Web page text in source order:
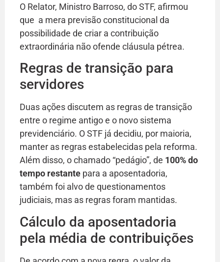
O Relator, Ministro Barroso, do STF, afirmou
que a mera previsão constitucional da
possibilidade de criar a contribuição
extraordinária não ofende cláusula pétrea.
Regras de transição para
servidores
Duas ações discutem as regras de transição
entre o regime antigo e o novo sistema
previdenciário. O STF já decidiu, por maioria,
manter as regras estabelecidas pela reforma.
Além disso, o chamado “pedágio”, de 100% do
tempo restante para a aposentadoria,
também foi alvo de questionamentos
judiciais, mas as regras foram mantidas.
Cálculo da aposentadoria
pela média de contribuições